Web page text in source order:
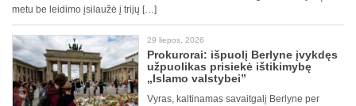
metu be leidimo įsilaužė į trijų […]
29 liepos, 2026
Prokurorai: išpuolį Berlyne įvykdęs
užpuolikas prisiekė ištikimybę
„Islamo valstybei”
Vyras, kaltinamas savaitgalį Berlyne per